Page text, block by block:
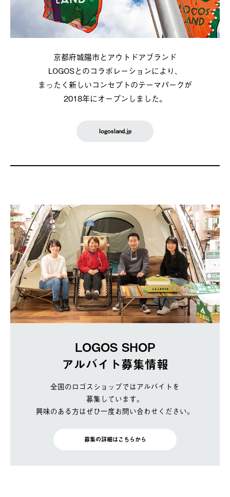
京都府城陽市とアウトドアブランド
LOGOSとのコラボレーションにより、
まったく新しいコンセプトのテーマパークが
2018年にオープンしました。
logosland.jp
LOGOS SHOP
アルバイト募集情報
全国のロゴスショップではアルバイトを
募集しています。
興味のある方はぜひ一度お問い合わせください。
募集の詳細はこちらから